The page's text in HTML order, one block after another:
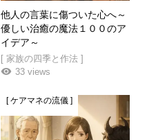
他人の言葉に傷ついた心へ～
優しい治癒の魔法１００のア
イデア～
[ 家族の四季と作法 ]
33 views
[ ケアマネの流儀 ]